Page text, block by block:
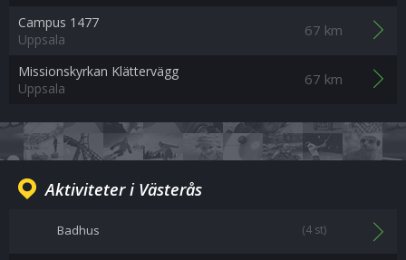
Campus 1477
Uppsala
67 km
Missionskyrkan Klättervägg
Uppsala
67 km
Aktiviteter i Västerås
Badhus (4 st)